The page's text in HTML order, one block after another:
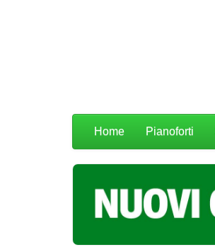
navigazione
Home Pianoforti